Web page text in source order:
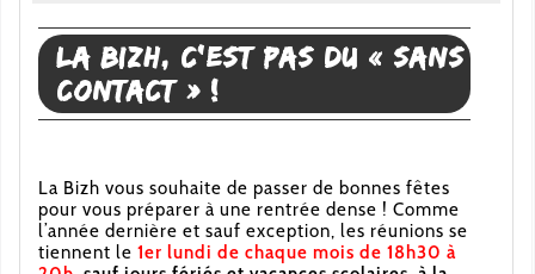
La Bizh, c’est pas du « sans
contact » !
La Bizh vous souhaite de passer de bonnes fêtes
pour vous préparer à une rentrée dense ! Comme
l’année dernière et sauf exception, les réunions se
tiennent le 1er lundi de chaque mois de 18h30 à